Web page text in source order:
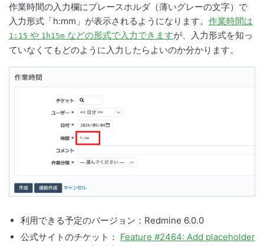
作業時間の入力欄にプレースホルダ（薄いグレーの文字）で
入力形式「h:mm」が表示されるようになります。 作業時間は
1:15 や 1h15m などの形式で入力できますが、入力形式を知っ
ていなくてもどのように入力したらよいのか分かります。
利用できる予定のバージョン：Redmine 6.0.0
公式サイトのチケット： Feature #2464: Add placeholder